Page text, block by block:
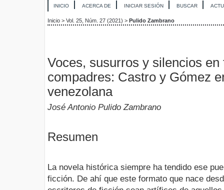
INICIO ACERCA DE INICIAR SESIÓN BUSCAR
Inicio > Vol. 25, Núm. 27 (2021) > Pulido Zambrano
Voces, susurros y silencios en
compadres: Castro y Gómez
venezolana
José Antonio Pulido Zambrano
Resumen
La novela histórica siempre ha tendido ese
ficción. De ahí que este formato que nace